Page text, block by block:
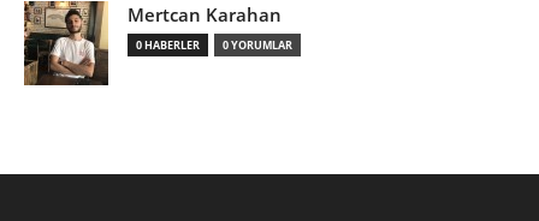
Mertcan Karahan
0 HABERLER 0 YORUMLAR